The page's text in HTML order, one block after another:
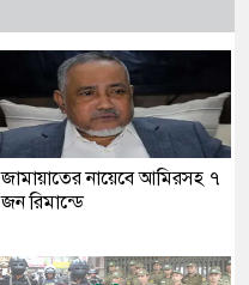
জামায়াতের নায়েবে আমিরসহ ৭
জন রিমান্ডে